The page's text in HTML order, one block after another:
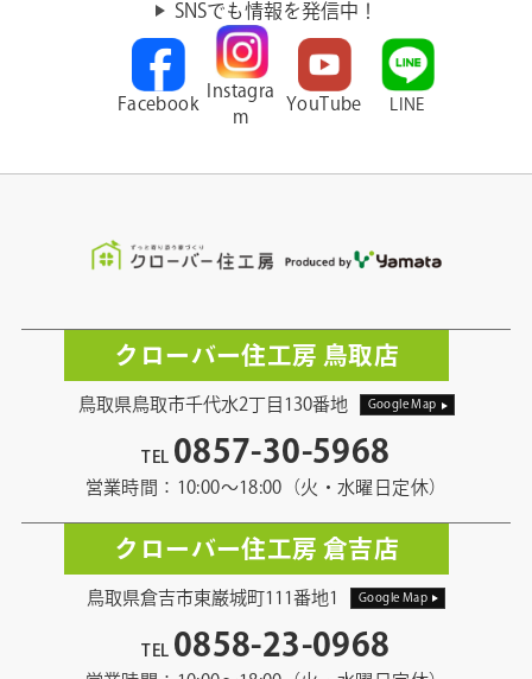
SNSでも情報を発信中！
Facebook
Instagra
m
YouTube LINE
クローバー住工房 鳥取店
鳥取県鳥取市千代水2丁目130番地 Google Map
TEL 0857-30-5968
営業時間：10:00〜18:00（火・水曜日定休）
クローバー住工房 倉吉店
鳥取県倉吉市東巌城町111番地1 Google Map
TEL 0858-23-0968